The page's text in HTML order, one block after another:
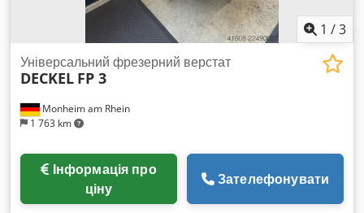
1 /3
Monheim am Rhein
1 763 km
Універсальний фрезерний верстат
DECKEL FP 3
ціну
Зателефонувати